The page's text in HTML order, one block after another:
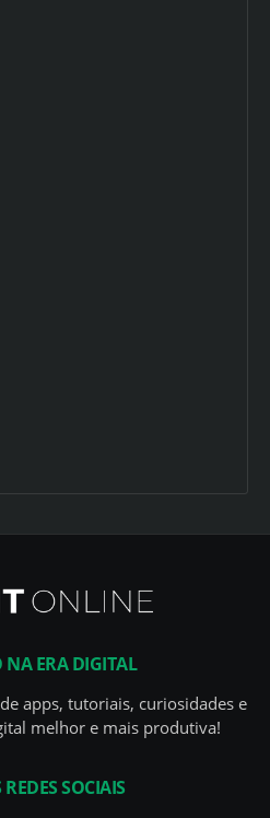
NA ERA DIGITAL
apps, tutoriais, curiosidades e
melhor e mais produtiva!
SOCIAIS